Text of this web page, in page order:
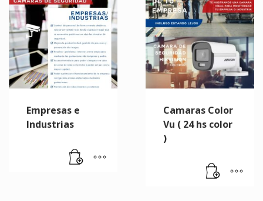
Empresas e
Industrias
Camaras Color
Vu ( 24 hs color
)